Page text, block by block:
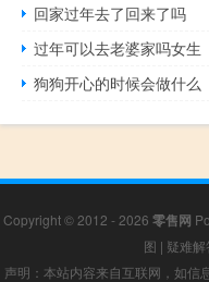
回家过年去了回来了吗
过年可以去老婆家吗女生
狗狗开心的时候会做什么
Copyright © 2012 - 2026 零售网
图 | 疑难解
声明：本站内容来自互联网，如信